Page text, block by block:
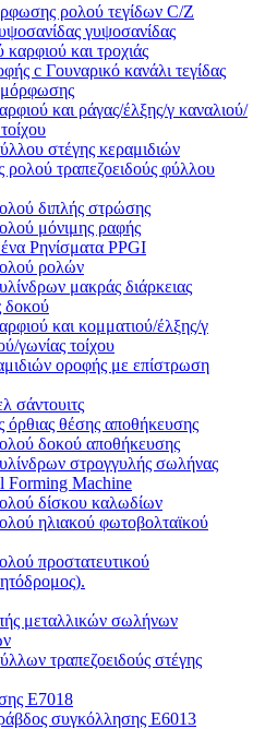
ρολού τεγίδων C/Z
γυψοσανίδας
και τροχιάς
c Γουναρικό κανάλι τεγίδας
και ράγας/έλξης/γ καναλιού/
στέγης κεραμιδιών
τραπεζοειδούς φύλλου
διπλής στρώσης
μόνιμης ραφής
Ρηνίσματα PPGI
ρολών
μακράς διάρκειας
δοκού
και κομματιού/έλξης/γ
γωνίας τοίχου
οροφής με επίστρωση
σάντουιτς
θέσης αποθήκευσης
δοκού αποθήκευσης
στρογγυλής σωλήνας
Forming Machine
δίσκου καλωδίων
ηλιακού φωτοβολταϊκού
προστατευτικού
μεταλλικών σωλήνων
τραπεζοειδούς στέγης
E7018
συγκόλλησης E6013